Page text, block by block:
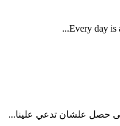
Every day is
حصل علشان تدعي علينا...